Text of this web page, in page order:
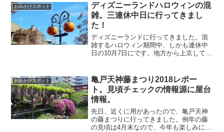
お出かけスポット
ディズニーランドハロウィンの混
雑。三連休中日に行ってきまし
た！
ディズニーランドに行ってきました。混
雑するハロウィン期間中、しかも連休中
日の10月7日にです。地方から上京してい
ウィンの混雑がどれくらいか、実際にデ
ィズニーランドに三連...
お出かけスポット
亀戸天神藤まつり2018レポー
ト。見頃チェックの情報源に屋台
情報。
先日、近くに用があったので、亀戸天神
の藤まつりに行ってきました。例年の藤
の見頃は4月末なので、今年も楽しみにし